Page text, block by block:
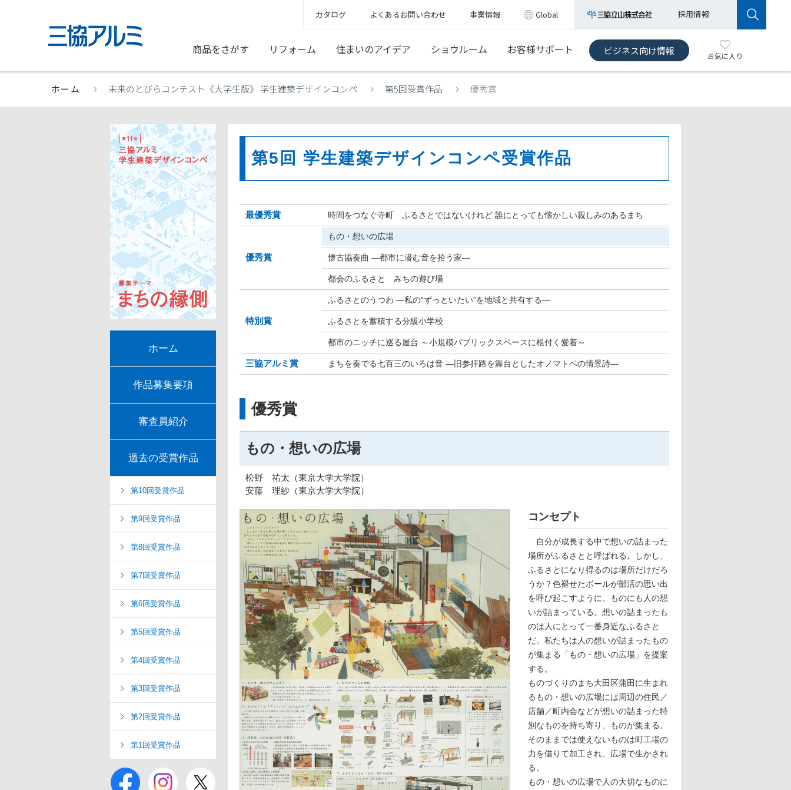
カタログ よくあるお問い合わせ 事業情報 Global 採用情報
商品をさがす リフォーム 住まいのアイデア ショウルーム お客様サポート ビジネス向け情報 お気に入り
ホーム 未来のとびらコンテスト《大学生版》 学生建築デザインコンペ 第5回受賞作品 優秀賞
ホーム
作品募集要項
審査員紹介
過去の受賞作品
第10回受賞作品
第9回受賞作品
第8回受賞作品
第7回受賞作品
第6回受賞作品
第5回受賞作品
第4回受賞作品
第3回受賞作品
第2回受賞作品
第1回受賞作品
第5回 学生建築デザインコンペ受賞作品
最優秀賞 時間をつなぐ寺町 ふるさとではないけれど 誰にとっても懐かしい親しみのあるまち
優秀賞
もの・想いの広場
懐古協奏曲 ―都市に潜む音を拾う家―
都会のふるさと みちの遊び場
特別賞
ふるさとのうつわ ―私の“ずっといたい”を地域と共有する―
ふるさとを蓄積する分級小学校
都市のニッチに巡る屋台 ～小規模パブリックスペースに根付く愛着～
三協アルミ賞 まちを奏でる七百三のいろは音 ―旧参拝路を舞台としたオノマトペの情景詩―
優秀賞
もの・想いの広場
松野 祐太（東京大学大学院）
安藤 理紗（東京大学大学院）
コンセプト
自分が成長する中で想いの詰まった
場所がふるさとと呼ばれる。しかし、
ふるさとになり得るのは場所だけだろ
うか？色褪せたボールが部活の思い出
を呼び起こすように、ものにも人の想
いが詰まっている。想いの詰まったも
のは人にとって一番身近なふるさと
だ。私たちは人の想いが詰まったもの
が集まる「もの・想いの広場」を提案
する。
ものづくりのまち大田区蒲田に生まれ
るもの・想いの広場には周辺の住民／
店舗／町内会などが想いの詰まった特
別なものを持ち寄り、ものが集まる。
そのままでは使えないものは町工場の
力を借りて加工され、広場で生かされ
る。
もの・想いの広場で人の大切なものに